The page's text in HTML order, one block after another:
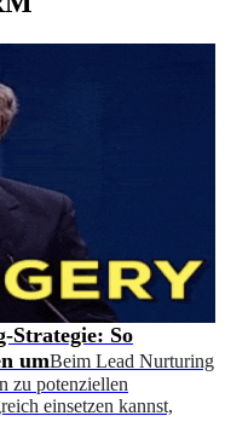
Strategie: So
umBeim Lead Nurturing
zu potenziellen
einsetzen kannst,